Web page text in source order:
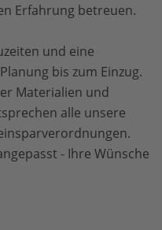
Erfahrung betreuen.
und eine
bis zum Einzug.
Materialien und
alle unsere
- Ihre Wünsche